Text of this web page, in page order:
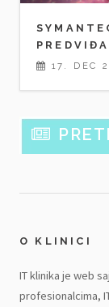
17. DEC
O KLINICI
IT klinika je web
profesionalcima,